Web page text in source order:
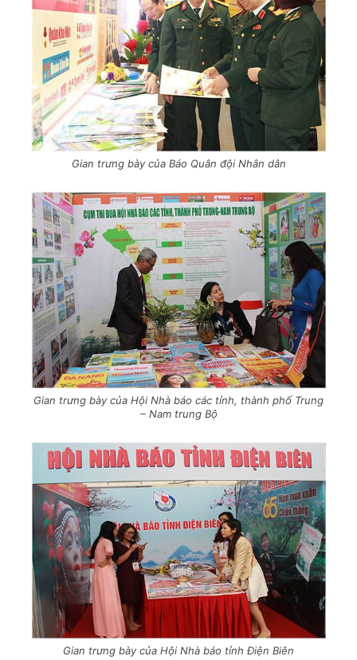
Gian trưng bày của Báo Quân đội Nhân dân
Gian trưng bày của Hội Nhà báo các tỉnh, thành phố Trung
– Nam trung Bộ
Gian trưng bày của Hội Nhà báo tỉnh Điện Biên